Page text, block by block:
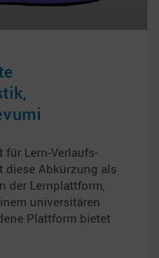
für Lern-Verlaufs-
diese Abkürzung als
der Lernplattform,
universitären
Plattform bietet